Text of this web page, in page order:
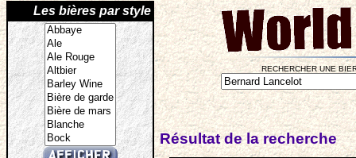
Les bières par style
RECHERCHER UNE
Résultat de la recherche